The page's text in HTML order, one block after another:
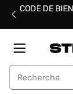
PasserCODE DE
Street Padel